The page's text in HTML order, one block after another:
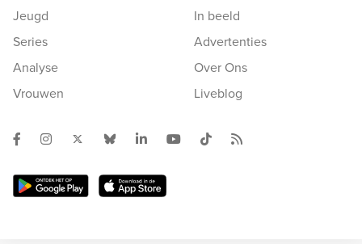
Jeugd
Series
Analyse
Vrouwen
In beeld
Advertenties
Over Ons
Liveblog